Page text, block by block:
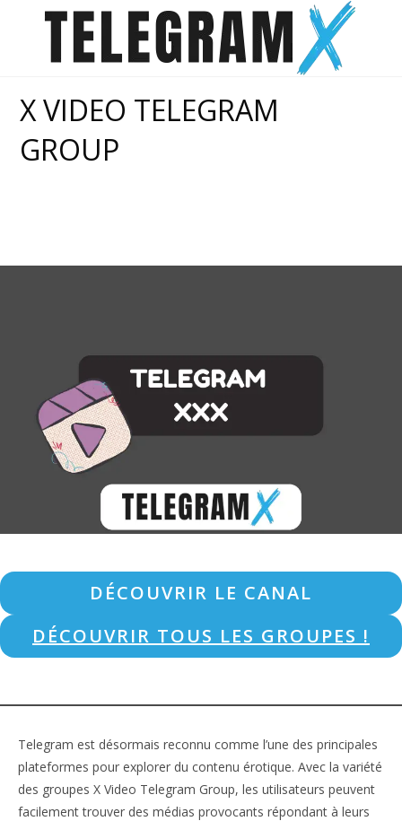
X VIDEO TELEGRAM
GROUP
DÉCOUVRIR LE CANAL
DÉCOUVRIR TOUS LES GROUPES !
Telegram est désormais reconnu comme l’une des principales
plateformes pour explorer du contenu érotique. Avec la variété
des groupes X Video Telegram Group, les utilisateurs peuvent
facilement trouver des médias provocants répondant à leurs